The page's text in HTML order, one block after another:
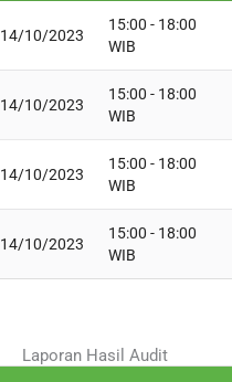
14/10/2023
15:00 - 18:00
WIB
14/10/2023
15:00 - 18:00
WIB
14/10/2023
15:00 - 18:00
WIB
14/10/2023
15:00 - 18:00
WIB
Laporan Hasil Audit